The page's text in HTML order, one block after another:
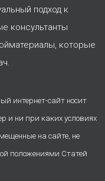
подход к
консультанты
которые
интернет-сайт носит
и ни при каких условиях
на сайте, не
положениями Статей